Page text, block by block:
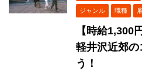
ジャンル 職種
【時給1,300
軽井沢近郊の
う！